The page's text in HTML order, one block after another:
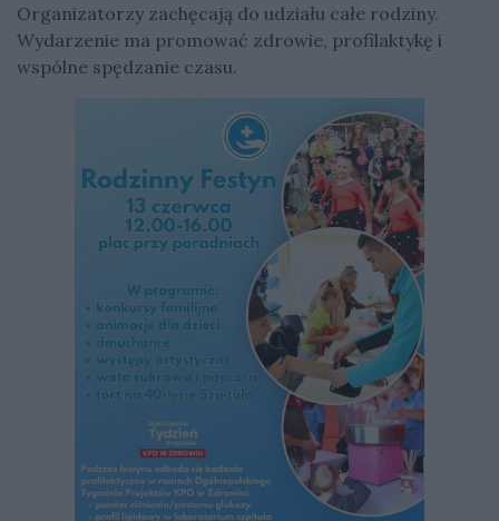
Organizatorzy zachęcają do udziału całe rodziny.
Wydarzenie ma promować zdrowie, profilaktykę i
wspólne spędzanie czasu.